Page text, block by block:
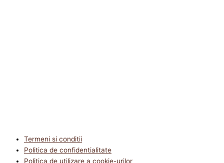
Termeni si conditii
Politica de confidentialitate
Politica de utilizare a cookie-urilor